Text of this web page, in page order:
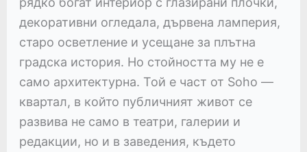
декоративни огледала, дървена ламперия,
старо осветление и усещане за плътна
градска история. Но стойността му не е
само архитектурна. Той е част от Soho —
квартал, в който публичният живот се
развива не само в театри, галерии и
редакции, но и в заведения, където